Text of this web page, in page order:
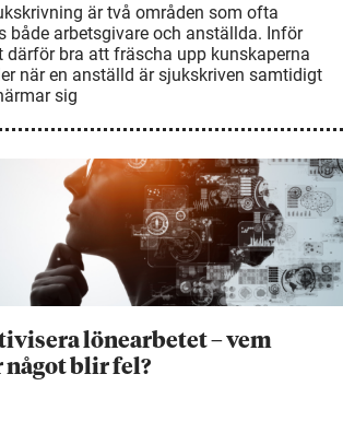
är två områden som ofta
både arbetsgivare och anställda. Inför
därför bra att fräscha upp kunskaperna
när en anställd är sjukskriven samtidigt
sig
lönearbetet – vem
något blir fel?